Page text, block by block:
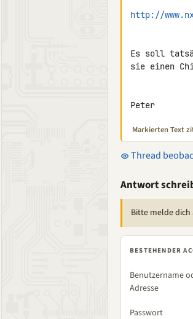
http://
Es soll
sie einen
Peter
Markierten Text
Thread
Antwort
Bitte melde dich
BESTEHENDER
Benutzername
Adresse
Passwort